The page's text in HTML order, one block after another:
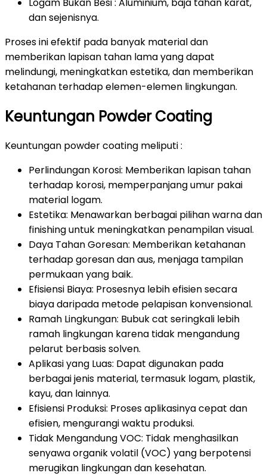
dan sejenisnya.
Proses ini efektif pada banyak material dan
memberikan lapisan tahan lama yang dapat
melindungi, meningkatkan estetika, dan memberikan
ketahanan terhadap elemen-elemen lingkungan.
Keuntungan Powder Coating
Keuntungan powder coating meliputi :
Perlindungan Korosi: Memberikan lapisan tahan
terhadap korosi, memperpanjang umur pakai
material logam.
Estetika: Menawarkan berbagai pilihan warna dan
finishing untuk meningkatkan penampilan visual.
Daya Tahan Goresan: Memberikan ketahanan
terhadap goresan dan aus, menjaga tampilan
permukaan yang baik.
Efisiensi Biaya: Prosesnya lebih efisien secara
biaya daripada metode pelapisan konvensional.
Ramah Lingkungan: Bubuk cat seringkali lebih
ramah lingkungan karena tidak mengandung
pelarut berbasis solven.
Aplikasi yang Luas: Dapat digunakan pada
berbagai jenis material, termasuk logam, plastik,
kayu, dan lainnya.
Efisiensi Produksi: Proses aplikasinya cepat dan
efisien, mengurangi waktu produksi.
Tidak Mengandung VOC: Tidak menghasilkan
senyawa organik volatil (VOC) yang berpotensi
merugikan lingkungan dan kesehatan.